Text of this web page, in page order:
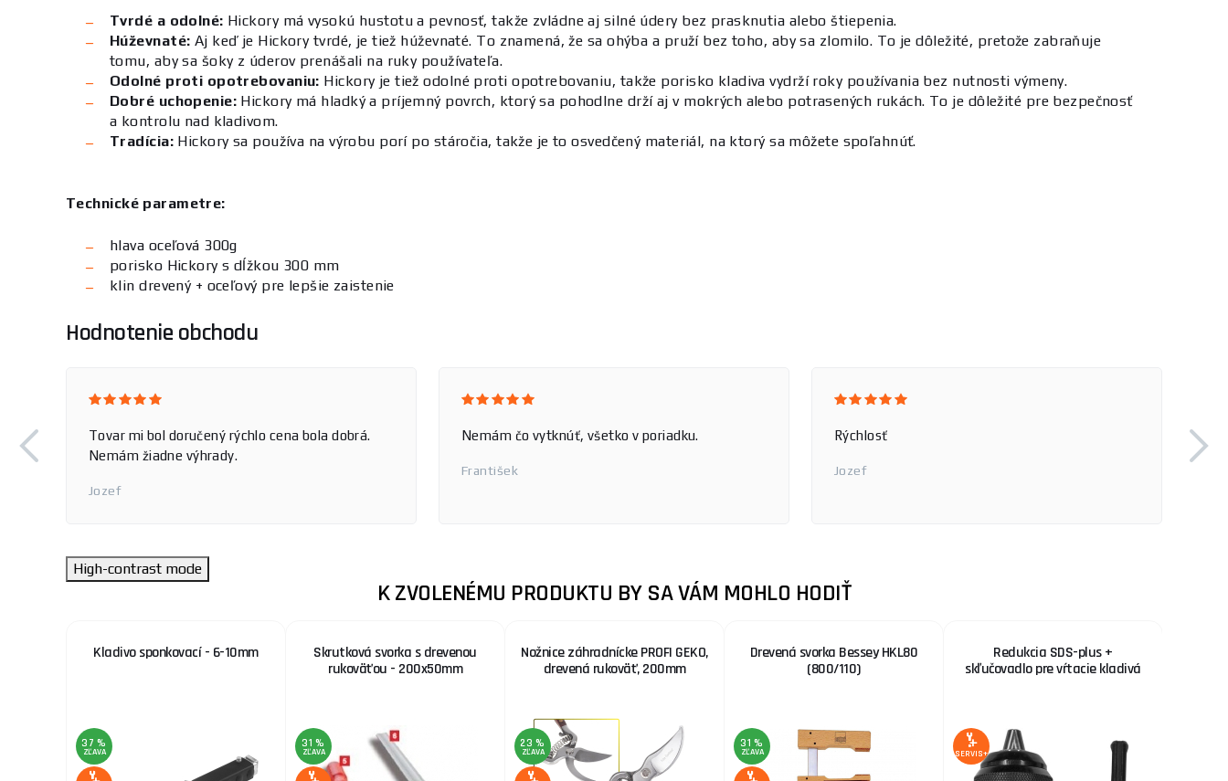
Tvrdé a odolné: Hickory má vysokú hustotu a pevnosť, takže zvládne aj silné údery bez prasknutia alebo štiepenia.
Húževnaté: Aj keď je Hickory tvrdé, je tiež húževnaté. To znamená, že sa ohýba a pruží bez toho, aby sa zlomilo. To je dôležité, pretože zabraňuje
tomu, aby sa šoky z úderov prenášali na ruky používateľa.
Odolné proti opotrebovaniu: Hickory je tiež odolné proti opotrebovaniu, takže porisko kladiva vydrží roky používania bez nutnosti výmeny.
Dobré uchopenie: Hickory má hladký a príjemný povrch, ktorý sa pohodlne drží aj v mokrých alebo potrasených rukách. To je dôležité pre bezpečnosť
a kontrolu nad kladivom.
Tradícia:Hickory sa používa na výrobu porí po stáročia, takže je to osvedčený materiál, na ktorý sa môžete spoľahnúť.
Technické parametre:
hlava oceľová 300g
porisko Hickory s dĺžkou 300 mm
klin drevený + oceľový pre lepšie zaistenie
Hodnotenie obchodu
Tovar mi bol doručený rýchlo cena bola dobrá.
Nemám žiadne výhrady.
Jozef
Nemám čo vytknúť, všetko v poriadku.
František
Rýchlosť
Jozef
High-contrast mode
K ZVOLENÉMU PRODUKTU BY SA VÁM MOHLO HODIŤ
Kladivo sponkovací - 6-10mm
37 %
ZĽAVA
Skrutková svorka s drevenou
rukoväťou - 200x50mm
31 %
ZĽAVA
Nožnice záhradnícke PROFI GEKO,
drevená rukoväť, 200mm
23 %
ZĽAVA
Drevená svorka Bessey HKL80
(800/110)
31 %
ZĽAVA
Redukcia SDS-plus +
skľučovadlo pre vŕtacie kladivá
SERVIS+